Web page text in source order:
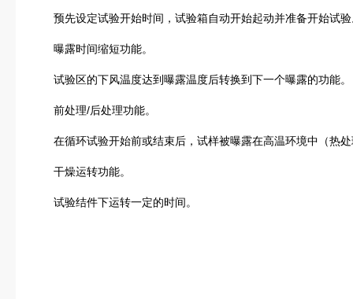
预先设定试验开始时间，试验箱自动开始起动并准备开始试
曝露时间缩短功能。
试验区的下风温度达到曝露温度后转换到下一个曝露的功能。
前处理/后处理功能。
在循环试验开始前或结束后，试样被曝露在高温环境中（热
干燥运转功能。
试验结件下运转一定的时间。